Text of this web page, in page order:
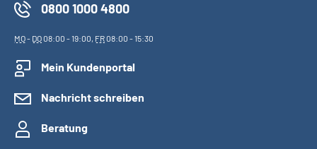
0800 1000 4800
MO- DO08:00 - 19:00, FR08:00 - 15:30
Mein Kundenportal
Nachricht schreiben
Beratung